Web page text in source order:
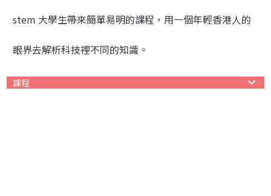
stem 大學生帶來簡單易明的課程，用一個年輕香港人的
眼界去解析科技裡不同的知識。
課程